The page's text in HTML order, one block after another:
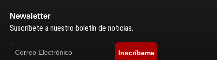
Newsletter
Suscríbete a nuestro boletín de noticias.
Inscríbeme